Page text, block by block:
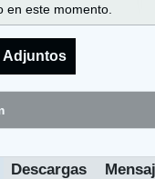
en este momento.
Adjuntos
Descargas